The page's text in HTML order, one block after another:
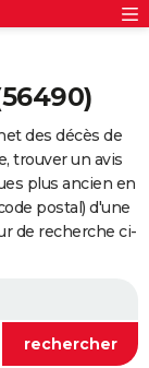
des décès de
trouver un avis
plus ancien en
postal) d'une
de recherche ci-